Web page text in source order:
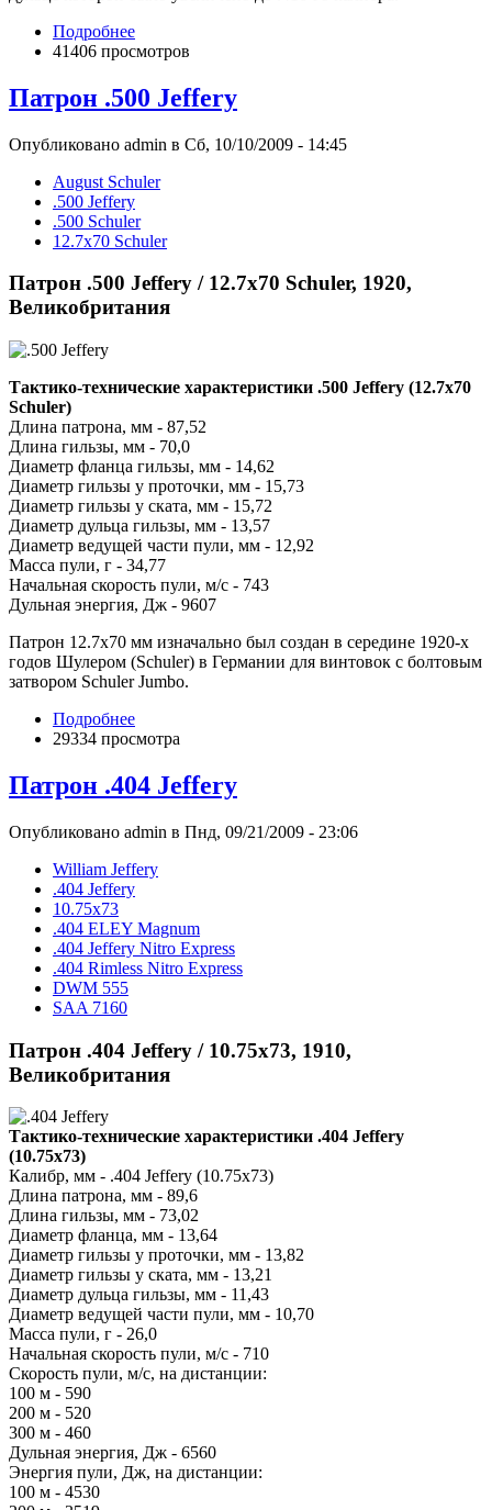
Подробнее
41406 просмотров
Патрон .500 Jeffery
Опубликовано admin в Сб, 10/10/2009 - 14:45
August Schuler
.500 Jeffery
.500 Schuler
12.7x70 Schuler
Патрон .500 Jeffery / 12.7x70 Schuler, 1920,
Великобритания
Тактико-технические характеристики .500 Jeffery (12.7x70
Schuler)
Длина патрона, мм - 87,52
Длина гильзы, мм - 70,0
Диаметр фланца гильзы, мм - 14,62
Диаметр гильзы у проточки, мм - 15,73
Диаметр гильзы у ската, мм - 15,72
Диаметр дульца гильзы, мм - 13,57
Диаметр ведущей части пули, мм - 12,92
Масса пули, г - 34,77
Начальная скорость пули, м/с - 743
Дульная энергия, Дж - 9607
Патрон 12.7x70 мм изначально был создан в середине 1920-х
годов Шулером (Schuler) в Германии для винтовок с болтовым
затвором Schuler Jumbo.
Подробнее
29334 просмотра
Патрон .404 Jeffery
Опубликовано admin в Пнд, 09/21/2009 - 23:06
William Jeffery
.404 Jeffery
10.75x73
.404 ELEY Magnum
.404 Jeffery Nitro Express
.404 Rimless Nitro Express
DWM 555
SAA 7160
Патрон .404 Jeffery / 10.75x73, 1910,
Великобритания
Тактико-технические характеристики .404 Jeffery
(10.75x73)
Калибр, мм - .404 Jeffery (10.75x73)
Длина патрона, мм - 89,6
Длина гильзы, мм - 73,02
Диаметр фланца, мм - 13,64
Диаметр гильзы у проточки, мм - 13,82
Диаметр гильзы у ската, мм - 13,21
Диаметр дульца гильзы, мм - 11,43
Диаметр ведущей части пули, мм - 10,70
Масса пули, г - 26,0
Начальная скорость пули, м/с - 710
Скорость пули, м/с, на дистанции:
100 м - 590
200 м - 520
300 м - 460
Дульная энергия, Дж - 6560
Энергия пули, Дж, на дистанции:
100 м - 4530